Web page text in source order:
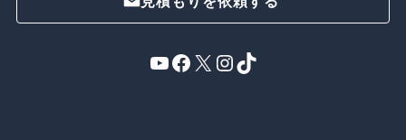
YouTube
Facebook
X Instagram
TikTok